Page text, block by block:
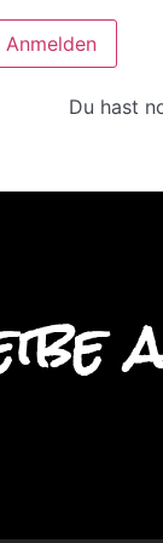
Anmelden
Du hast